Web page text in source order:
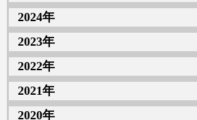
2024年
2023年
2022年
2021年
2020年